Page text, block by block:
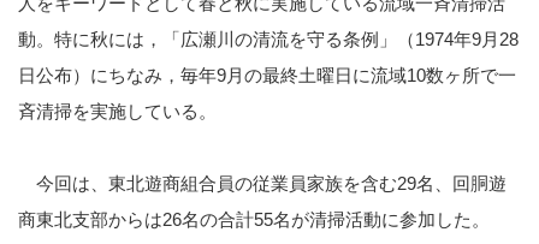
動。特に秋には，「広瀬川の清流を守る条例」（1974年9月28
日公布）にちなみ，毎年9月の最終土曜日に流域10数ヶ所で一
斉清掃を実施している。
今回は、東北遊商組合員の従業員家族を含む29名、回胴遊
商東北支部からは26名の合計55名が清掃活動に参加した。